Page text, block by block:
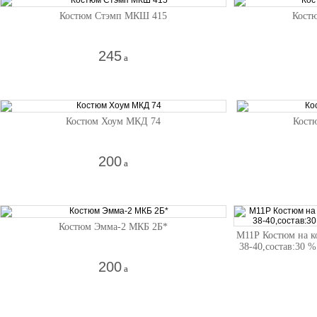
Костюм Стэмп МКШ 415
245 a
Костюм Хоум МКД 74
200 a
Костюм Эмма-2 МКБ 2Б*
200 a
М11Р Костюм на
38-40,состав:30